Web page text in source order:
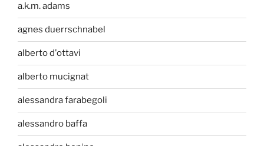
a.k.m. adams
agnes duerrschnabel
alberto d'ottavi
alberto mucignat
alessandra farabegoli
alessandro baffa